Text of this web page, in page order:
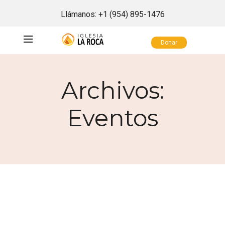
Llámanos: +1 (954) 895-1476
Donar
Archivos:
Eventos